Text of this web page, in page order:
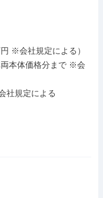
※会社規定による）
本体価格分まで ※会
社規定による